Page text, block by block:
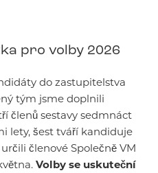
pro volby 2026
do zastupitelstva
tým jsme doplnili
členů sestavy sedmnáct
lety, šest tváří kandiduje
členové Společně VM
Volby se uskuteční